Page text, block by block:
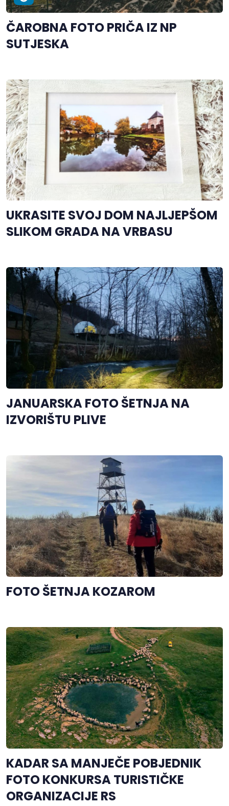
ČAROBNA FOTO PRIČA IZ NP
SUTJESKA
UKRASITE SVOJ DOM NAJLJEPŠOM
SLIKOM GRADA NA VRBASU
JANUARSKA FOTO ŠETNJA NA
IZVORIŠTU PLIVE
FOTO ŠETNJA KOZAROM
KADAR SA MANJEČE POBJEDNIK
FOTO KONKURSA TURISTIČKE
ORGANIZACIJE RS